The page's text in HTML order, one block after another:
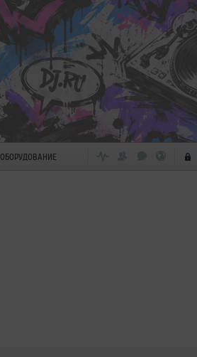
ОБОРУДОВАНИЕ